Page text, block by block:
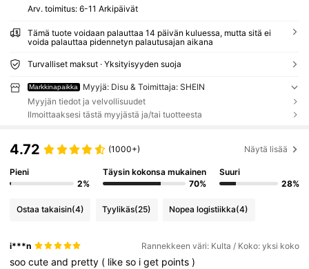
Arv. toimitus: 6-11 Arkipäivät
Tämä tuote voidaan palauttaa 14 päivän kuluessa, mutta sitä ei
voida palauttaa pidennetyn palautusajan aikana
Turvalliset maksut · Yksityisyyden suoja
Markkinapaikka
Myyjä: Disu & Toimittaja: SHEIN
Myyjän tiedot ja velvollisuudet
Ilmoittaaksesi tästä myyjästä ja/tai tuotteesta
4.72 (1000+) Näytä lisää
Pieni
2%
Täysin kokonsa mukainen
70%
Suuri
28%
Ostaa takaisin(4) Tyylikäs(25) Nopea logistiikka(4)
i***n Rannekkeen väri: Kulta / Koko: yksi koko
soocuteand pretty ( likeso iget points)